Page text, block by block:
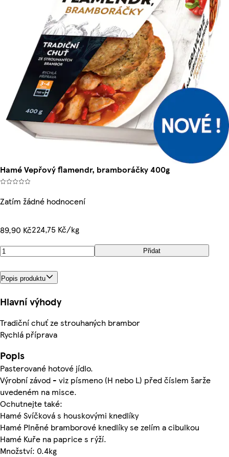
Hamé Vepřový flamendr, bramboráčky 400g
Zatím žádné hodnocení
89,90 Kč224,75 Kč/kg
Přidat
Popis produktu
Hlavní výhody
Tradiční chuť ze strouhaných brambor
Rychlá příprava
Popis
Pasterované hotové jídlo.
Výrobní závod - viz písmeno (H nebo L) před číslem šarže
uvedeném na misce.
Ochutnejte také:
Hamé Svíčková s houskovými knedlíky
Hamé Plněné bramborové knedlíky se zelím a cibulkou
Hamé Kuře na paprice s rýží.
Množství: 0.4kg